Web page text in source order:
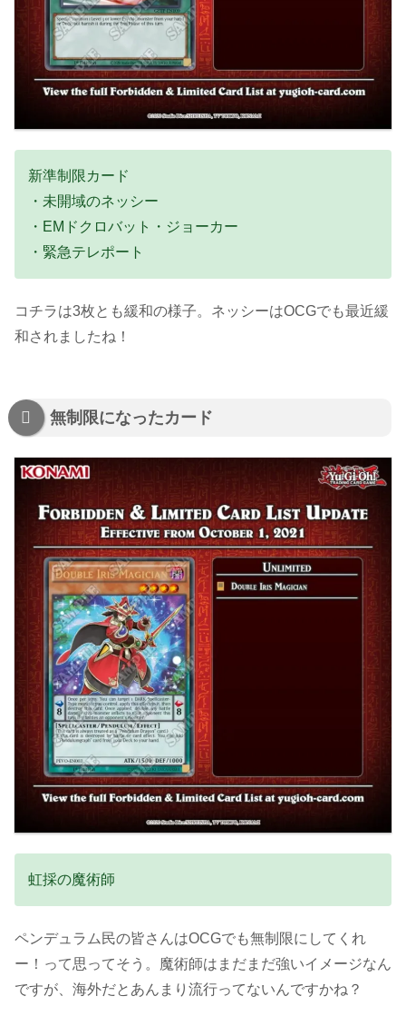
新準制限カード
・未開域のネッシー
・EMドクロバット・ジョーカー
・緊急テレポート
コチラは3枚とも緩和の様子。ネッシーはOCGでも最近緩
和されましたね！
無制限になったカード
虹採の魔術師
ペンデュラム民の皆さんはOCGでも無制限にしてくれ
ー！って思ってそう。魔術師はまだまだ強いイメージなん
ですが、海外だとあんまり流行ってないんですかね？